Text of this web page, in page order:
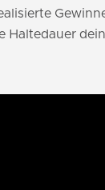
Haltedauer